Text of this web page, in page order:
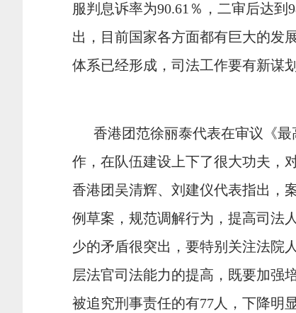
服判息诉率为90.61％，二审后达
出，目前国家各方面都有巨大的发
体系已经形成，司法工作要有新谋
香港团范徐丽泰代表在审议《最
作，在队伍建设上下了很大功夫，
香港团吴清辉、刘建仪代表指出，
例草案，规范调解行为，提高司法
少的矛盾很突出，要特别关注法院
层法官司法能力的提高，既要加强
被追究刑事责任的有77人，下降明